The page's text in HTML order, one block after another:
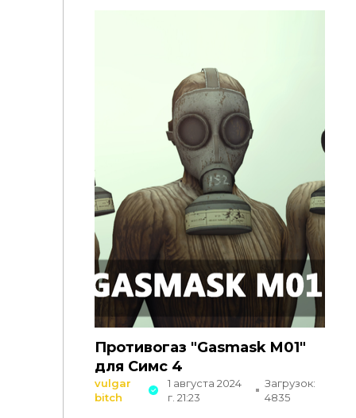
Противогаз "Gasmask M01"
для Симс 4
vulgar
bitch
1 августа 2024
г. 21:23
Загрузок:
4835